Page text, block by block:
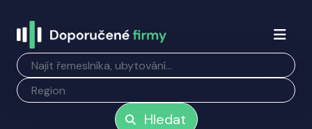
Hledat